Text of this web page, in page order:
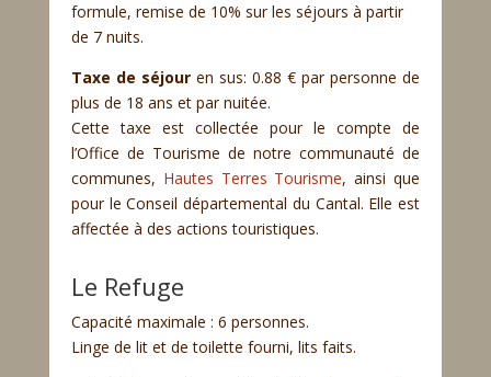
formule, remise de 10% sur les séjours à partir
de 7 nuits.
Taxe de séjouren sus: 0.88 € par personne de
plus de 18 ans et par nuitée.
Cette taxe est collectée pour le compte de
l’Office de Tourisme de notre communauté de
communes, Hautes Terres Tourisme, ainsi que
pour le Conseil départemental du Cantal. Elle est
affectée à des actions touristiques.
Le Refuge
Capacité maximale : 6 personnes.
Linge de lit et de toilette fourni, lits faits.